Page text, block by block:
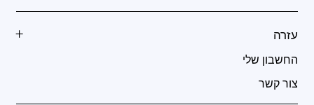
עזרה
החשבון שלי
צור קשר